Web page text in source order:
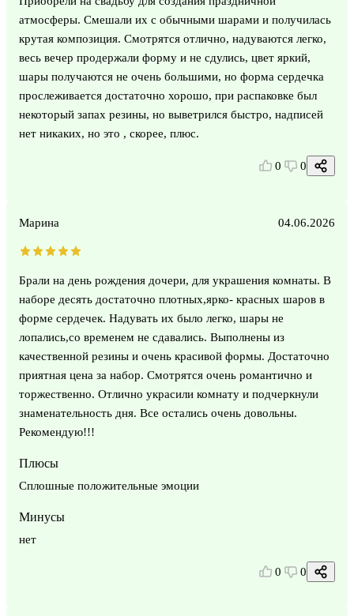
атмосферы. Смешали их с обычными шарами и получилась
крутая композиция. Смотрятся отлично, надуваются легко,
весь вечер продержали форму и не сдулись, цвет яркий,
шары получаются не очень большими, но форма сердечка
прослеживается достаточно хорошо, при распаковке был
некоторый запах резины, но выветрился быстро, надписей
нет никаких, но это , скорее, плюс.
0 0
Марина 04.06.2026
Брали на день рождения дочери, для украшения комнаты. В
наборе десять достаточно плотных,ярко- красных шаров в
форме сердечек. Надувать их было легко, шары не
лопались,со временем не сдавались. Выполнены из
качественной резины и очень красивой формы. Достаточно
приятная цена за набор. Смотрятся очень романтично и
торжественно. Отлично украсили комнату и подчеркнули
знаменательность дня. Все остались очень довольны.
Рекомендую!!!
Плюсы
Сплошные положительные эмоции
Минусы
нет
0 0